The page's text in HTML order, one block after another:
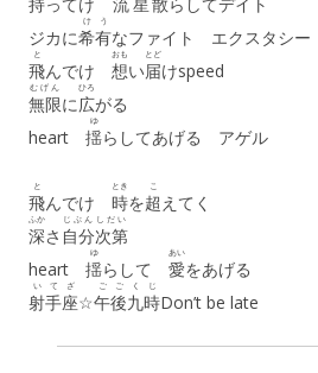
ジカに希有
けう
なファイト エクスタシー
飛
と
んでけ 想
おも
い届
とど
けspeed
無限
むげん
に広
ひろ
がる
heart 揺
ゆ
らしてあげる アゲル
飛
と
んでけ 時
とき
を超
こ
えてく
深
ふか
さ 自分
じぶん
次第
しだい
heart 揺
ゆ
らして 愛
あい
をあげる
射手座
いてざ
☆午後
ごご
九時
くじ
Don’t be late